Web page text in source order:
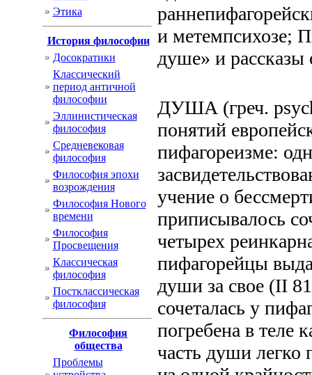
Этика
История философии
Досократики
Классический
период античной
философии
Эллинистическая
философия
Cредневековая
философия
Философия эпохи
возрождения
Философия Нового
времени
Философия
Просвещения
Классическая
философия
Постклассическая
философия
Философия
общества
Проблемы
и метемпсихозе;
душе» и рассказы
ДУША (греч.
понятий
пифагореизме:
учение о
приписывалось
четырех
пифагорейцы
души за свое (II
сочеталась у
погребена в теле
часть души легко